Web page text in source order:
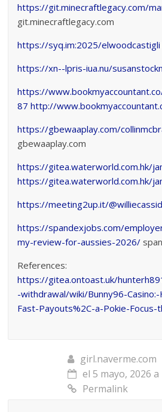
https://git.minecraftlegacy.com/
git.minecraftlegacy.com
https://syq.im:2025/elwoodcastigli
https://xn--lpris-iua.nu/
https://
87 http://
https://gbewaaplay.com/
gbewaaplay.com
https://gitea.waterworld.com.hk/
https://gitea.waterworld.com.hk/
https://meeting2up.it/
https://spandexjobs.com/
my-review-for-aussies-2026/
References:
https://gitea.ontoast.uk/
-withdrawal/wiki/Bunny96-
Fast-Payouts%2C-a-Pokie-Focus-
girl.naverme.com
el 5 mayo, 2026
Permalink